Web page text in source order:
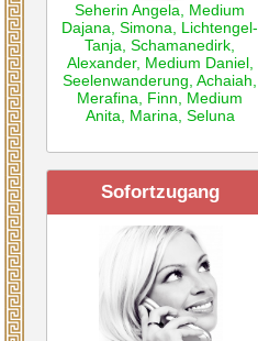
Seherin Angela
Medium
Dajana ,Simona
Lichtengel-
Tanja ,Schamanedirk
Alexander, Medium Daniel
Seelenwanderung ,Achaiah
Merafina
Finn
Medium
Anita
Marina Seluna
Sofortzugang